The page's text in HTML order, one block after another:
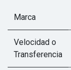
Marca
Velocidad o
Transferencia